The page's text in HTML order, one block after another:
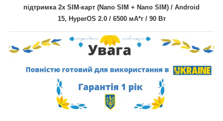
підтримка 2х SIM-карт (Nano SIM + Nano SIM) / Android
15, HyperOS 2.0/ 6500 мА*г / 90 Вт